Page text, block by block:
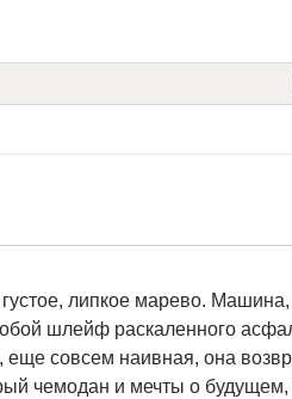
липкое марево.
шлейф раскаленного
еще совсем наивная, она
чемодан и мечты о будущем,